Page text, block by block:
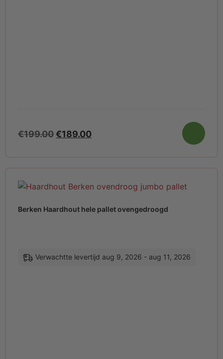
€199.00€189.00
Berken Haardhout hele pallet ovengedroogd
Verwachtte levertijd aug 9, 2026 - aug 11, 2026